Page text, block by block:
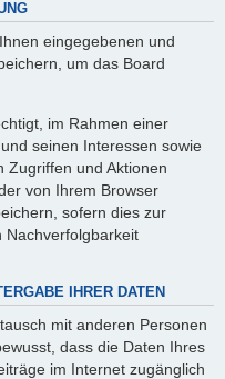
eingegebenen und
um das Board
im Rahmen einer
seinen Interessen sowie
Zugriffen und Aktionen
von Ihrem Browser
sofern dies zur
Nachverfolgbarkeit
IHRER DATEN
mit anderen Personen
dass die Daten Ihres
im Internet zugänglich